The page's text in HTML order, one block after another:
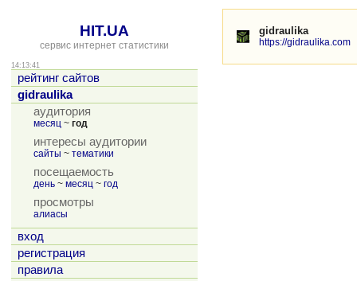
HIT.UA
сервис интернет статистики
14:13:41
рейтинг сайтов
gidraulika
аудитория
месяц ~ год
интересы аудитории
сайты ~ тематики
посещаемость
день ~ месяц ~ год
просмотры
алиасы
вход
регистрация
правила
gidraulika
https://gidraulika.com